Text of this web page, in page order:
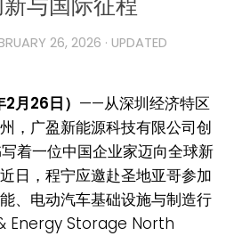
26, 2026 · UPDATED
月26日） ——从深圳经济特区
，广盈新能源科技有限公司创
着一位中国企业家迈向全球新
日，程宁应邀赴圣地亚哥参加
、电动汽车基础设施与制造行
Energy Storage North